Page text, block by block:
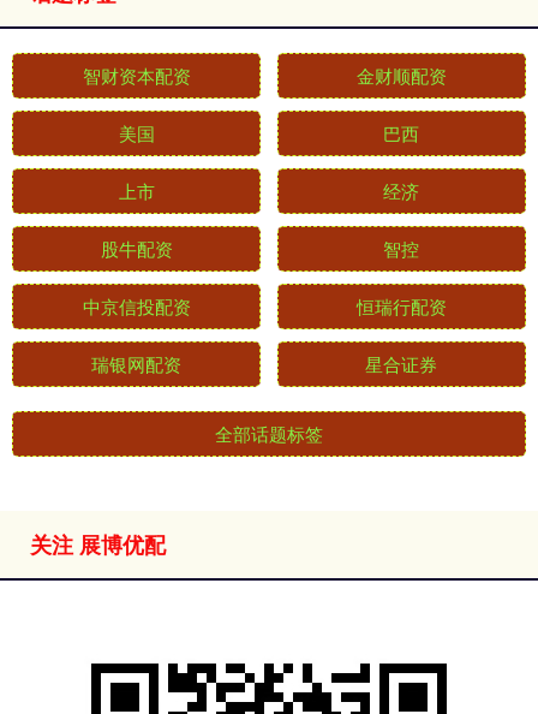
智财资本配资 金财顺配资
美国 巴西
上市 经济
股牛配资 智控
中京信投配资 恒瑞行配资
瑞银网配资 星合证券
全部话题标签
关注 展博优配